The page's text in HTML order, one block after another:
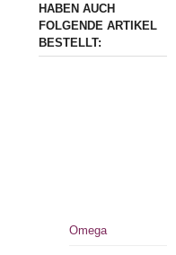
HABEN AUCH
FOLGENDE ARTIKEL
BESTELLT:
Omega